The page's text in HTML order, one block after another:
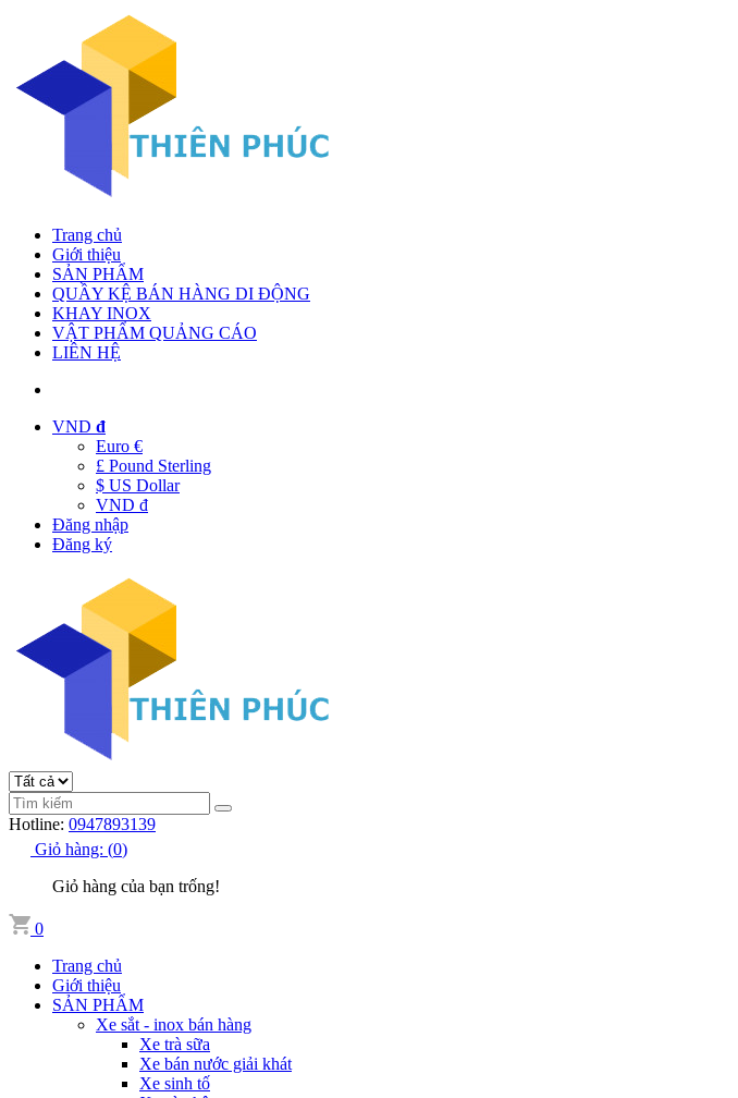
Trang chủ
Giới thiệu
SẢN PHẨM
QUẦY KỆ BÁN HÀNG DI ĐỘNG
KHAY INOX
VẬT PHẨM QUẢNG CÁO
LIÊN HỆ
VND đ
Euro €
£ Pound Sterling
$ US Dollar
VND đ
Đăng nhập
Đăng ký
Hotline: 0947893139
Giỏ hàng: (0)
Giỏ hàng của bạn trống!
0
Trang chủ
Giới thiệu
SẢN PHẨM
Xe sắt - inox bán hàng
Xe trà sữa
Xe bán nước giải khát
Xe sinh tố